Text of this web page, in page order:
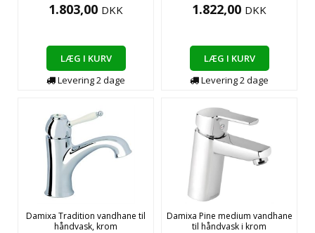
1.803,00 DKK
LÆG I KURV
Levering2dage
1.822,00 DKK
LÆG I KURV
Levering2dage
Damixa Tradition vandhane til
håndvask, krom
Damixa Pine medium vandhane
til håndvask i krom